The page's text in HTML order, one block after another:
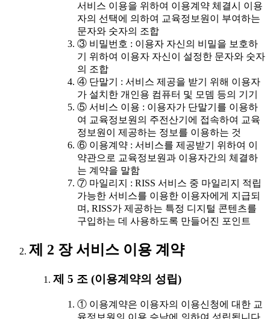
서비스 이용을 위하여 이용계약 체결시 이용
자의 선택에 의하여 교육정보원이 부여하는
문자와 숫자의 조합
③ 비밀번호 : 이용자 자신의 비밀을 보호하
기 위하여 이용자 자신이 설정한 문자와 숫자
의 조합
④ 단말기 : 서비스 제공을 받기 위해 이용자
가 설치한 개인용 컴퓨터 및 모뎀 등의 기기
⑤ 서비스 이용 : 이용자가 단말기를 이용하
여 교육정보원의 주전산기에 접속하여 교육
정보원이 제공하는 정보를 이용하는 것
⑥ 이용계약 : 서비스를 제공받기 위하여 이
약관으로 교육정보원과 이용자간의 체결하
는 계약을 말함
⑦ 마일리지 : RISS 서비스 중 마일리지 적립
가능한 서비스를 이용한 이용자에게 지급되
며, RISS가 제공하는 특정 디지털 콘텐츠를
구입하는 데 사용하도록 만들어진 포인트
제 2 장 서비스 이용 계약
제 5 조 (이용계약의 성립)
① 이용계약은 이용자의 이용신청에 대한 교
육정보원의 이용 승낙에 의하여 성립됩니다.